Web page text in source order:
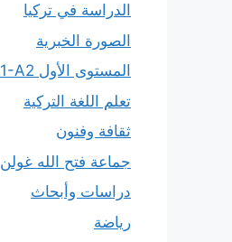
الدراسة في تركيا
الصورة الخبرية
المستوى الأول A1-A2
تعلم اللغة التركية
ثقافة وفنون
جماعة فتح الله غولن
دراسات وأبحاث
رياضة